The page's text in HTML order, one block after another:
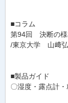
■コラム
第94回 決断の様
/東京大学 山﨑
■製品ガイド
〇湿度・露点計